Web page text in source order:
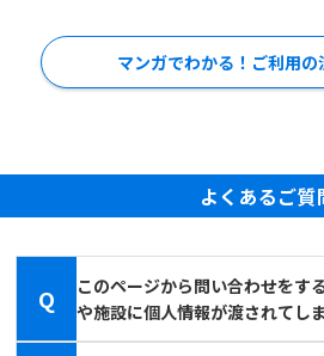
マンガでわかる！ご利用の
よくあるご質
Q
このページから問い合わせをす
や施設に個人情報が渡されてし